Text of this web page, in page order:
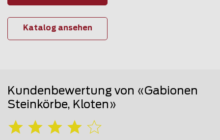
Katalog ansehen
Kundenbewertung von «Gabionen
Steinkörbe, Kloten»